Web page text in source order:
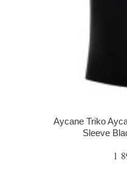
Aycane Triko
Sleeve
1